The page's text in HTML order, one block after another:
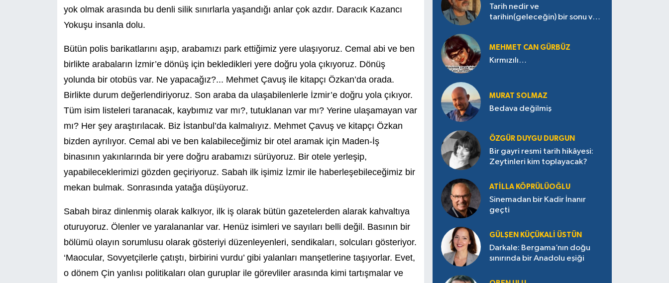
yok olmak arasında bu denli silik sınırlarla yaşandığı anlar çok azdır. Daracık Kazancı
Yokuşu insanla dolu.
Bütün polis barikatlarını aşıp, arabamızı park ettiğimiz yere ulaşıyoruz. Cemal abi ve ben
birlikte arabaların İzmir’e dönüş için bekledikleri yere doğru yola çıkıyoruz. Dönüş
yolunda bir otobüs var. Ne yapacağız?... Mehmet Çavuş ile kitapçı Özkan’da orada.
Birlikte durum değerlendiriyoruz. Son araba da ulaşabilenlerle İzmir’e doğru yola çıkıyor.
Tüm isim listeleri taranacak, kaybımız var mı?, tutuklanan var mı? Yerine ulaşamayan var
mı? Her şey araştırılacak. Biz İstanbul’da kalmalıyız. Mehmet Çavuş ve kitapçı Özkan
bizden ayrılıyor. Cemal abi ve ben kalabileceğimiz bir otel aramak için Maden-İş
binasının yakınlarında bir yere doğru arabamızı sürüyoruz. Bir otele yerleşip,
yapabileceklerimizi gözden geçiriyoruz. Sabah ilk işimiz İzmir ile haberleşebileceğimiz bir
mekan bulmak. Sonrasında yatağa düşüyoruz.
Sabah biraz dinlenmiş olarak kalkıyor, ilk iş olarak bütün gazetelerden alarak kahvaltıya
oturuyoruz. Ölenler ve yaralananlar var. Henüz isimleri ve sayıları belli değil. Basının bir
bölümü olayın sorumlusu olarak gösteriyi düzenleyenleri, sendikaları, solcuları gösteriyor.
‘Maocular, Sovyetçilerle çatıştı, birbirini vurdu’ gibi yalanları manşetlerine taşıyorlar. Evet,
o dönem Çin yanlısı politikaları olan guruplar ile görevliler arasında kimi tartışmalar ve
Tarih nedir ve
tarihin(geleceğin) bir sonu var
MEHMET CAN GÜRBÜZ
Kırmızılı…
MURAT SOLMAZ
Bedava değilmiş
ÖZGÜR DUYGU DURGUN
Bir gayri resmi tarih hikâyesi:
Zeytinleri kim toplayacak?
ATILLA KÖPRÜLÜOĞLU
Sinemadan bir Kadir İnanır
geçti
GÜLŞEN KÜÇÜKALI ÜSTÜN
Darkale: Bergama’nın doğu
sınırında bir Anadolu eşiği